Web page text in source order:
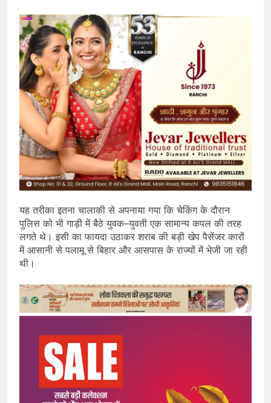
यह तरीका इतना चालाकी से अपनाया गया कि चेकिंग के दौरान
पुलिस को भी गाड़ी में बैठे युवक–युवती एक सामान्य कपल की तरह
लगते थे। इसी का फायदा उठाकर शराब की बड़ी खेप पैसेंजर कारों
में आसानी से पलामू से बिहार और आसपास के राज्यों में भेजी जा रही
थी।